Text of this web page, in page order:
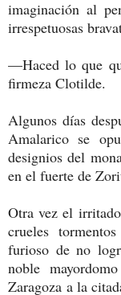
imaginación al
irrespetuosas
—Haced lo que
firmeza Clotilde.
Algunos días
Amalarico se
designios del
en el fuerte de
Otra vez el
crueles
furioso de no
noble
Zaragoza a la